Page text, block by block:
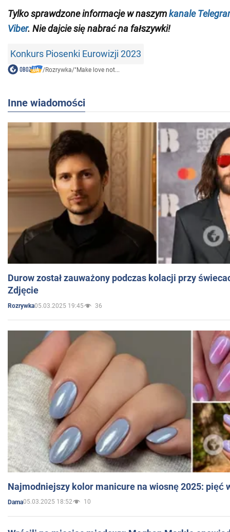
Tylko sprawdzone informacje w naszymkanale
Viber. Nie dajcie się nabrać na fałszywki!
Konkurs Piosenki Eurowizji 2023
/Rozrywka/"Make love not...
Inne wiadomości
Durow został zauważony podczas kolacji przy
Zdjęcie
Rozrywka05.03.2025 19:45 36
Najmodniejszy kolor manicure na wiosnę 2025: pięć
Dama05.03.2025 18:52 10